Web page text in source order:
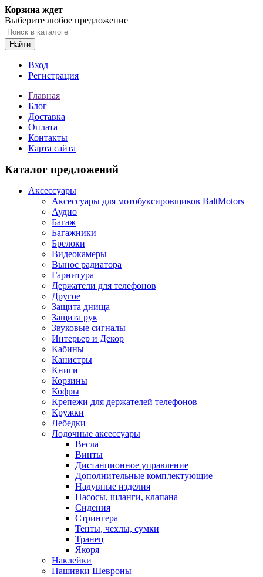
Корзина ждет
Выберите любое предложение
Найти
Вход
Регистрация
Главная
Блог
Доставка
Оплата
Контакты
Карта сайта
Каталог предложений
Аксессуары
Аксессуары для мотобуксировщиков BaltMotors
Аудио
Багаж
Багажники
Брелоки
Видеокамеры
Вынос радиатора
Гарнитура
Держатели для телефонов
Другое
Защита днища
Защита рук
Звуковые сигналы
Интерьер и Декор
Кабины
Канистры
Книги
Корзины
Кофры
Крепежи для держателей телефонов
Кружки
Лебедки
Лодочные аксессуары
Весла
Винты
Дистанционное управление
Дополнительные комплектующие
Надувные изделия
Насосы, шланги, клапана
Сидения
Стрингера
Тенты, чехлы, сумки
Транец
Якоря
Наклейки
Нашивки Шевроны